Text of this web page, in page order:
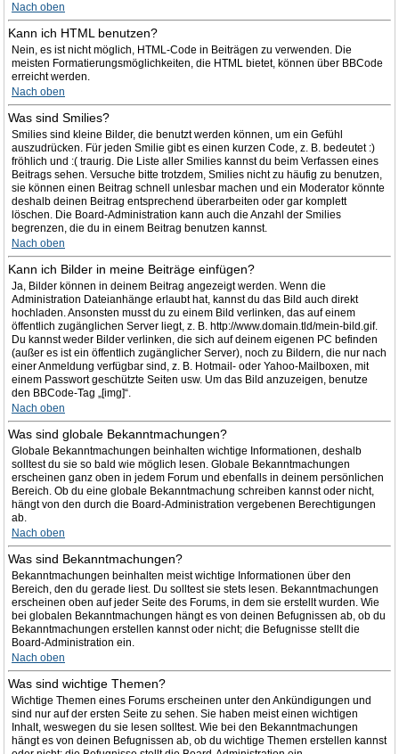
Nach oben
Kann ich HTML benutzen?
Nein, es ist nicht möglich, HTML-Code in Beiträgen zu verwenden. Die
meisten Formatierungsmöglichkeiten, die HTML bietet, können über BBCode
erreicht werden.
Nach oben
Was sind Smilies?
Smilies sind kleine Bilder, die benutzt werden können, um ein Gefühl
auszudrücken. Für jeden Smilie gibt es einen kurzen Code, z. B. bedeutet :)
fröhlich und :( traurig. Die Liste aller Smilies kannst du beim Verfassen eines
Beitrags sehen. Versuche bitte trotzdem, Smilies nicht zu häufig zu benutzen,
sie können einen Beitrag schnell unlesbar machen und ein Moderator könnte
deshalb deinen Beitrag entsprechend überarbeiten oder gar komplett
löschen. Die Board-Administration kann auch die Anzahl der Smilies
begrenzen, die du in einem Beitrag benutzen kannst.
Nach oben
Kann ich Bilder in meine Beiträge einfügen?
Ja, Bilder können in deinem Beitrag angezeigt werden. Wenn die
Administration Dateianhänge erlaubt hat, kannst du das Bild auch direkt
hochladen. Ansonsten musst du zu einem Bild verlinken, das auf einem
öffentlich zugänglichen Server liegt, z. B. http://www.domain.tld/mein-bild.gif.
Du kannst weder Bilder verlinken, die sich auf deinem eigenen PC befinden
(außer es ist ein öffentlich zugänglicher Server), noch zu Bildern, die nur nach
einer Anmeldung verfügbar sind, z. B. Hotmail- oder Yahoo-Mailboxen, mit
einem Passwort geschützte Seiten usw. Um das Bild anzuzeigen, benutze
den BBCode-Tag „[img]“.
Nach oben
Was sind globale Bekanntmachungen?
Globale Bekanntmachungen beinhalten wichtige Informationen, deshalb
solltest du sie so bald wie möglich lesen. Globale Bekanntmachungen
erscheinen ganz oben in jedem Forum und ebenfalls in deinem persönlichen
Bereich. Ob du eine globale Bekanntmachung schreiben kannst oder nicht,
hängt von den durch die Board-Administration vergebenen Berechtigungen
ab.
Nach oben
Was sind Bekanntmachungen?
Bekanntmachungen beinhalten meist wichtige Informationen über den
Bereich, den du gerade liest. Du solltest sie stets lesen. Bekanntmachungen
erscheinen oben auf jeder Seite des Forums, in dem sie erstellt wurden. Wie
bei globalen Bekanntmachungen hängt es von deinen Befugnissen ab, ob du
Bekanntmachungen erstellen kannst oder nicht; die Befugnisse stellt die
Board-Administration ein.
Nach oben
Was sind wichtige Themen?
Wichtige Themen eines Forums erscheinen unter den Ankündigungen und
sind nur auf der ersten Seite zu sehen. Sie haben meist einen wichtigen
Inhalt, weswegen du sie lesen solltest. Wie bei den Bekanntmachungen
hängt es von deinen Befugnissen ab, ob du wichtige Themen erstellen kannst